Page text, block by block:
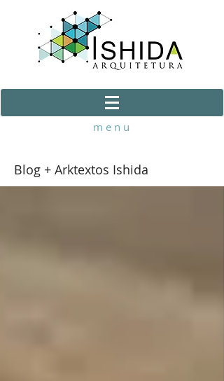
m e n u
Blog + Arktextos Ishida